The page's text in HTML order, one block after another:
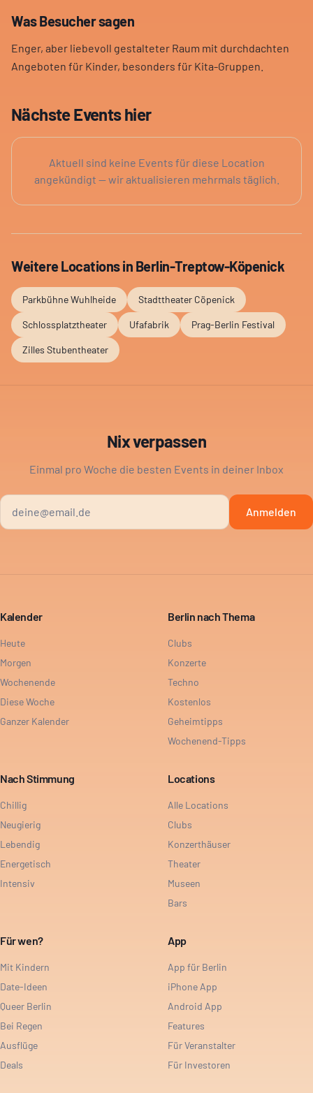
Was Besucher sagen
Enger, aber liebevoll gestalteter Raum mit durchdachten
Angeboten für Kinder, besonders für Kita-Gruppen.
Nächste Events hier
Aktuell sind keine Events für diese Location
angekündigt — wir aktualisieren mehrmals täglich.
Weitere Locations in Berlin-Treptow-Köpenick
Parkbühne Wuhlheide Stadttheater Cöpenick
Schlossplatztheater Ufafabrik Prag-Berlin Festival
Zilles Stubentheater
Nix verpassen
Einmal pro Woche die besten Events in deiner Inbox
Anmelden
Kalender
Heute
Morgen
Wochenende
Diese Woche
Ganzer Kalender
Berlin nach Thema
Clubs
Konzerte
Techno
Kostenlos
Geheimtipps
Wochenend-Tipps
Nach Stimmung
Chillig
Neugierig
Lebendig
Energetisch
Intensiv
Locations
Alle Locations
Clubs
Konzerthäuser
Theater
Museen
Bars
Für wen?
Mit Kindern
Date-Ideen
Queer Berlin
Bei Regen
Ausflüge
Deals
App
App für Berlin
iPhone App
Android App
Features
Für Veranstalter
Für Investoren